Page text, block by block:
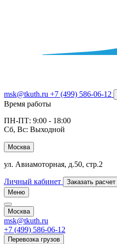
msk@tkuth.ru +7 (499) 586-06-12
Время работы
ПН-ПТ: 9:00 - 18:00
Сб, Вс: Выходной
Москва
ул. Авиамоторная, д.50, стр.2
Личный кабинет
Заказать расчет
Меню
Москва
msk@tkuth.ru
+7 (499) 586-06-12
Перевозка грузов